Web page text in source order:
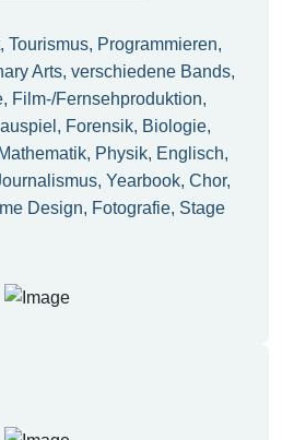
Tourismus, Programmieren,
Arts, verschiedene Bands,
Film-/Fernsehproduktion,
Forensik, Biologie,
Physik, Englisch,
Yearbook, Chor,
Design, Fotografie, Stage